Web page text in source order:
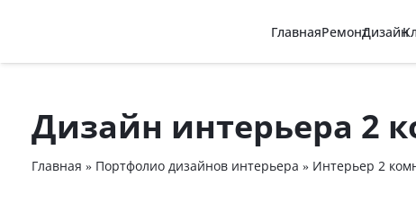
ГлавнаяРемонтДизайн
Дизайн интерьера 2
Главная » Портфолио дизайнов интерьера » Интерьер 2